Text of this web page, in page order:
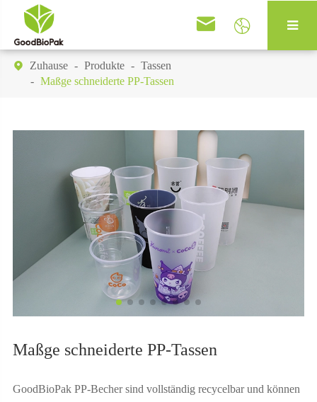
 
 Zuhause Produkte
Tassen
Maßge schneiderte PP-Tassen
Maßge schneiderte PP-Tassen
GoodBioPak PP-Becher sind vollständig recycelbar und können